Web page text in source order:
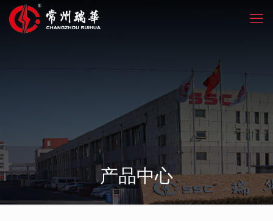
产品中心